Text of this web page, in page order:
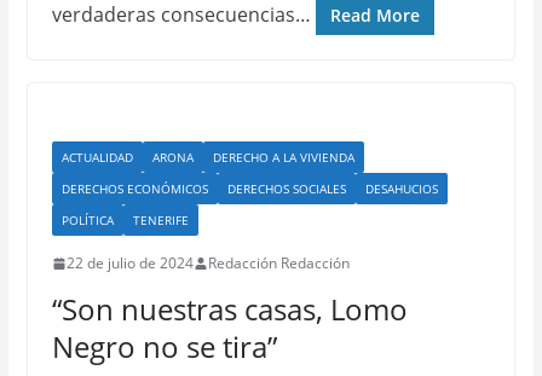
verdaderas consecuencias…
Read More
ACTUALIDAD ARONA
DERECHO A LA VIVIENDA
DERECHOS ECONÓMICOS
DERECHOS SOCIALES
DESAHUCIOS
POLÍTICA
TENERIFE
22 de julio de 2024 Redacción Redacción
“Son nuestras casas, Lomo
Negro no se tira”